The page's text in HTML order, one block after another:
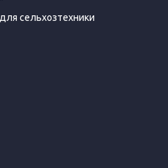
сельхозтехники